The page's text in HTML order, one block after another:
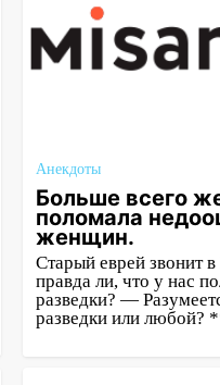
Анекдоты
Больше всего
поломала
женщин.
Старый еврей звонит
правда ли, что у нас
разведки? —
разведки или любой?